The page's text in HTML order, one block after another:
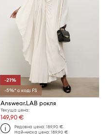
-21%
-5%* с код: FS
Answear.LAB рокля
Текуща цена:
149,90 €
Редовна цена:189,90 €
Най-ниска цена:189,90 €